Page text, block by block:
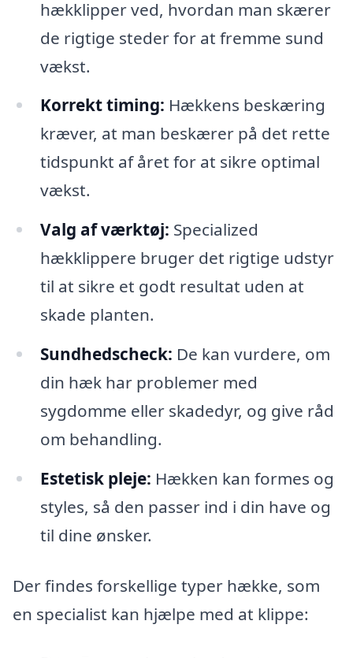
hækklipper ved, hvordan man skærer
de rigtige steder for at fremme sund
vækst.
Korrekt timing: Hækkens beskæring
kræver, at man beskærer på det rette
tidspunkt af året for at sikre optimal
vækst.
Valg af værktøj: Specialized
hækklippere bruger det rigtige udstyr
til at sikre et godt resultat uden at
skade planten.
Sundhedscheck: De kan vurdere, om
din hæk har problemer med
sygdomme eller skadedyr, og give råd
om behandling.
Estetisk pleje: Hækken kan formes og
styles, så den passer ind i din have og
til dine ønsker.
Der findes forskellige typer hække, som
en specialist kan hjælpe med at klippe: